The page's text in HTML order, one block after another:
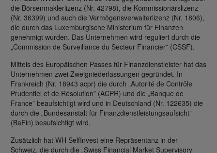
die Börsenmaklerlizenz (Nr. 42798), die Kommissionärslizenz
(Nr. 36399) und auch die Vermögensverwalterlizenz (Nr. 1806),
die durch das Luxemburgische Ministerium für Finanzen
genehmigt wurden. Das Unternehmen wird reguliert durch die
„Commission de Surveillance du Secteur Financier” (CSSF).
Mittels des Europäischen Passes für Finanzdienstleister hat das
Unternehmen zwei Zweigniederlassungen gegründet. In
Frankreich (Nr. 18943 acpr) die durch „Autorité de Contrôle
Prudentiel et de Résolution” (ACPR) und die „Banque de
France” beaufsichtigt wird und in Deutschland (Nr. 122635) die
durch die „Bundesanstalt für Finanzdienstleistungsaufsicht”
(BaFin) beaufsichtigt wird.
Zusätzlich hat WH SelfInvest eine Repräsentanz in der
Schweiz, die durch die „Swiss Financial Market Supervisory